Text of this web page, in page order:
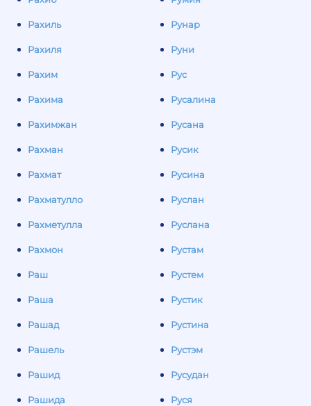
Рахиль
Рахиля
Рахим
Рахима
Рахимжан
Рахман
Рахмат
Рахматулло
Рахметулла
Рахмон
Раш
Раша
Рашад
Рашель
Рашид
Рашида
Рунар
Руни
Рус
Русалина
Русана
Русик
Русина
Руслан
Руслана
Рустам
Рустем
Рустик
Рустина
Рустэм
Русудан
Руся